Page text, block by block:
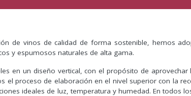
de vinos de calidad de forma sostenible, hemos
y espumosos naturales de alta gama.
en un diseño vertical, con el propósito de
el proceso de elaboración en el nivel superior con la
ideales de luz, temperatura y humedad. En todos